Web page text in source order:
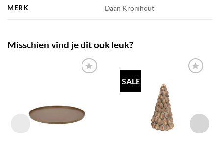
MERK Daan Kromhout
Misschien vind je dit ook leuk?
AAN JOUW
FAVORIETEN
SALE
TOEVOEGEN
AAN JOUW
FAVORIETEN